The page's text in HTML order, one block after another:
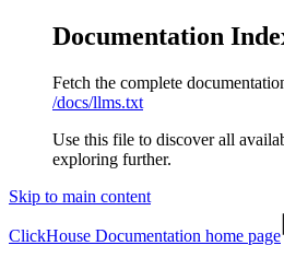
Documentation
Fetch the complete
/docs/llms.txt
Use this file to discover all
exploring further.
Skip to main content
ClickHouse Documentation home page